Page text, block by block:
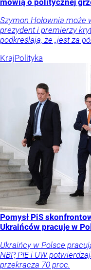
Szymon Hołownia może
prezydent i premierzy
podkreślają, że „jest za
KrajPolityka
Pomysł PiS
Ukraińców pracuje w
Ukraińcy w Polsce
NBP, PIE i UW
przekracza 70 proc.